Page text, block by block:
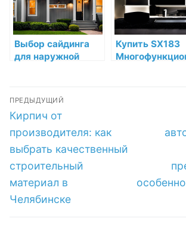
Выбор сайдинга
для наружной
Санкт-Петербурге
Купить SX183
магазине
Навигация
по
записям
ПРЕДЫДУЩИЙ
Предыдущая
запись:
Кирпич от
производителя: как
выбрать качественный
строительный
материал в
Челябинске